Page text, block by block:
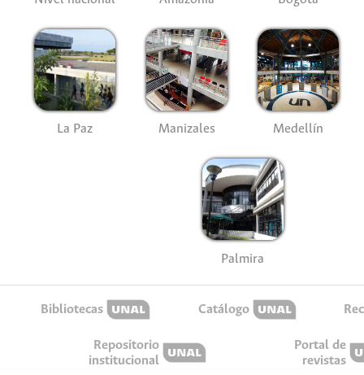
La Paz Manizales Medellín
Palmira
Bibliotecas Catálogo
Repositorio
institucional
Portal de
revistas